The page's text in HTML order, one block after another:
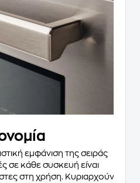
εμφάνιση της σειράς
σε κάθε συσκευή είναι
στη χρήση. Κυριαρχούν